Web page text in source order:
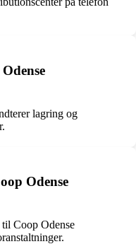
lagring og
Odense
Coop Odense